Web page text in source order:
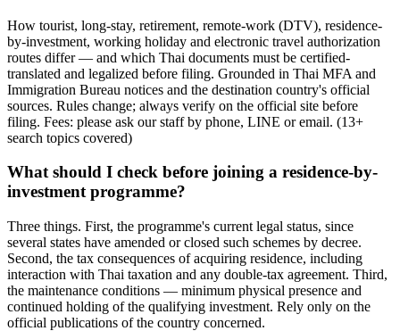
How tourist, long-stay, retirement, remote-work (DTV), residence-
by-investment, working holiday and electronic travel authorization
routes differ — and which Thai documents must be certified-
translated and legalized before filing. Grounded in Thai MFA and
Immigration Bureau notices and the destination country's official
sources. Rules change; always verify on the official site before
filing. Fees: please ask our staff by phone, LINE or email. (13+
search topics covered)
What should I check before joining a residence-by-
investment programme?
Three things. First, the programme's current legal status, since
several states have amended or closed such schemes by decree.
Second, the tax consequences of acquiring residence, including
interaction with Thai taxation and any double-tax agreement. Third,
the maintenance conditions — minimum physical presence and
continued holding of the qualifying investment. Rely only on the
official publications of the country concerned.